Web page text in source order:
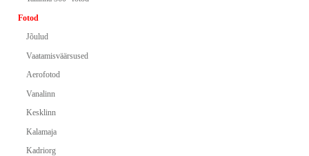
Fotod
Jõulud
Vaatamisväärsused
Aerofotod
Vanalinn
Kesklinn
Kalamaja
Kadriorg